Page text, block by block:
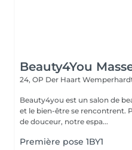
Beauty4You
24, OP Der Haart
Beauty4you est un salon de
et le bien-être se rencontrent.
de douceur, notre espa...
Première pose 1BY1